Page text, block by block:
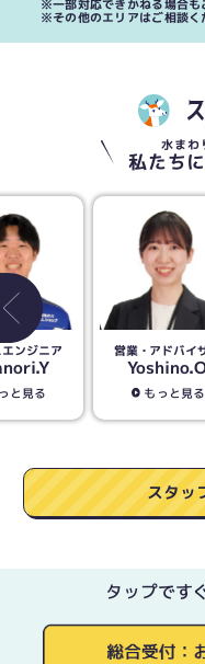
※一部対応できかねる場合も
※その他のエリアはご相談く
水まわ
私たち
営業・アドバイザー
Yoshino.O
スタッ
タップです